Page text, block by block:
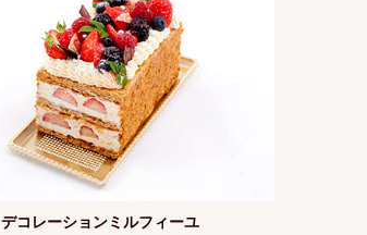
デコレーションミルフィーユ